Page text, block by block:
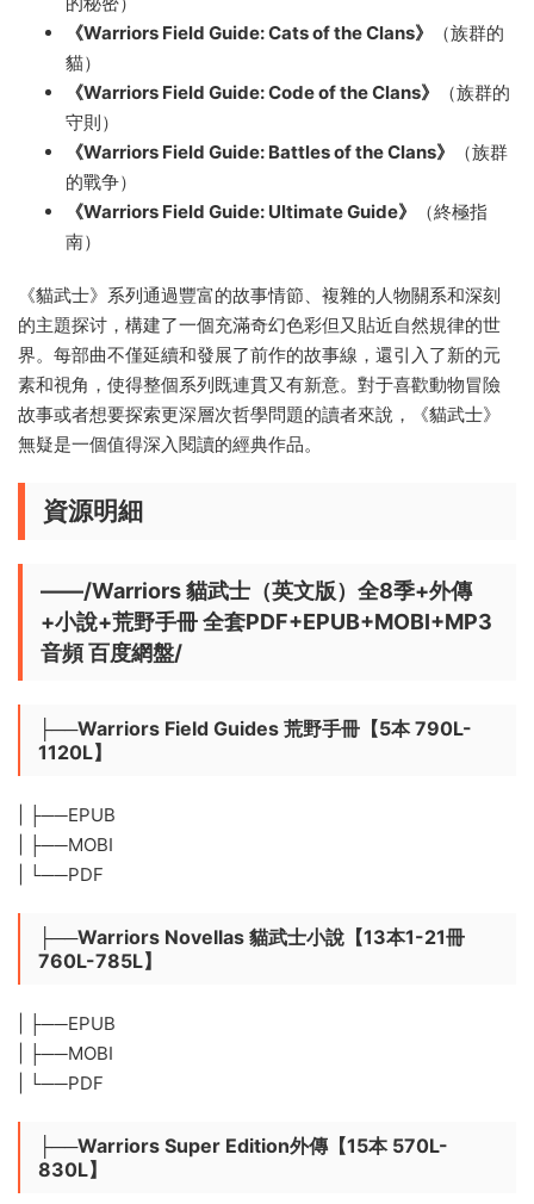
《Warriors Field Guide: Cats of the Clans》
（族群的
貓）
《Warriors Field Guide: Code of the Clans》
（族群的
守則）
《Warriors Field Guide: Battles of the Clans》
（族群
的戰争）
《Warriors Field Guide: Ultimate Guide》
（終極指
南）
《貓武士》系列通過豐富的故事情節、複雜的人物關系和深刻
的主題探讨，構建了一個充滿奇幻色彩但又貼近自然規律的世
界。每部曲不僅延續和發展了前作的故事線，還引入了新的元
素和視角，使得整個系列既連貫又有新意。對于喜歡動物冒險
故事或者想要探索更深層次哲學問題的讀者來說，《貓武士》
無疑是一個值得深入閱讀的經典作品。
資源明細
——/Warriors 貓武士（英文版）全8季+外傳
+小說+荒野手冊 全套PDF+EPUB+MOBI+MP3
音頻 百度網盤/
├──Warriors Field Guides 荒野手冊【5本 790L-
1120L】
| ├──EPUB
| ├──MOBI
| └──PDF
├──Warriors Novellas 貓武士小說【13本1-21冊
760L-785L】
| ├──EPUB
| ├──MOBI
| └──PDF
├──Warriors Super Edition外傳【15本 570L-
830L】